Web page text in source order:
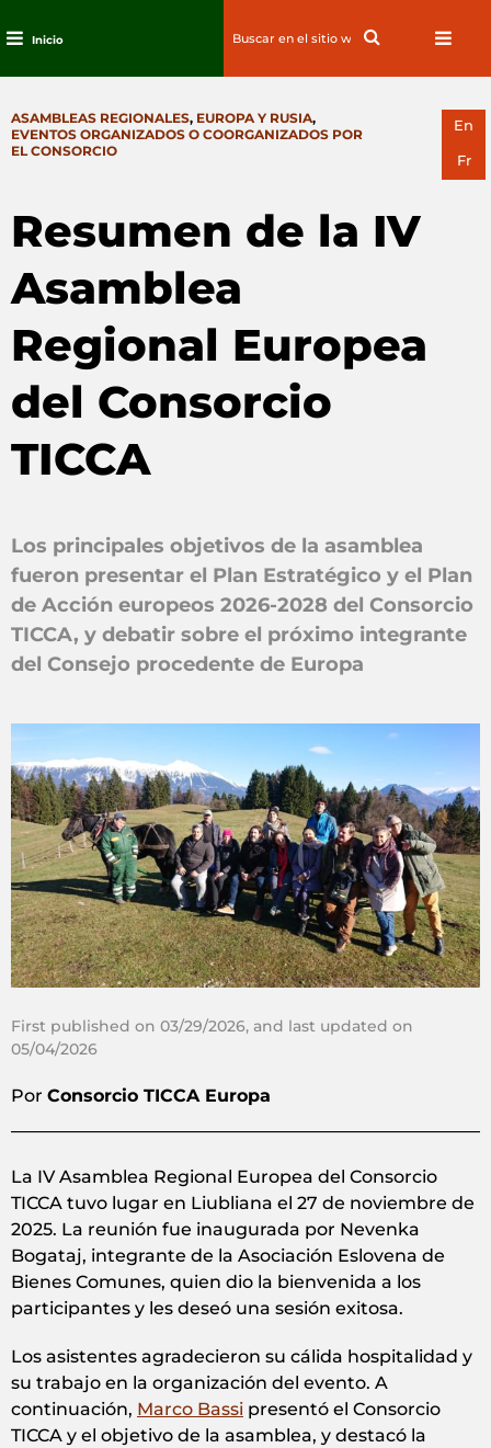
contenido
Inicio
Search
En
Fr
CATEGORIES
ASAMBLEAS REGIONALES, EUROPA Y RUSIA,
EVENTOS ORGANIZADOS O COORGANIZADOS POR
EL CONSORCIO
Resumen de la IV
Asamblea
Regional Europea
del Consorcio
TICCA
Los principales objetivos de la asamblea
fueron presentar el Plan Estratégico y el Plan
de Acción europeos 2026-2028 del Consorcio
TICCA, y debatir sobre el próximo integrante
del Consejo procedente de Europa
First published on 03/29/2026, and last updated on
05/04/2026
Por Consorcio TICCA Europa
La IV Asamblea Regional Europea del Consorcio
TICCA tuvo lugar en Liubliana el 27 de noviembre de
2025. La reunión fue inaugurada por Nevenka
Bogataj, integrante de la Asociación Eslovena de
Bienes Comunes, quien dio la bienvenida a los
participantes y les deseó una sesión exitosa.
Los asistentes agradecieron su cálida hospitalidad y
su trabajo en la organización del evento. A
continuación, Marco Bassi presentó el Consorcio
TICCA y el objetivo de la asamblea, y destacó la